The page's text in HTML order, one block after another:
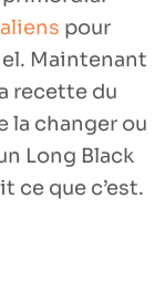
pour
Maintenant
recette du
la changer ou
Long Black
ce que c’est.